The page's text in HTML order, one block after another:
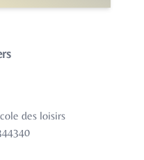
des loisirs